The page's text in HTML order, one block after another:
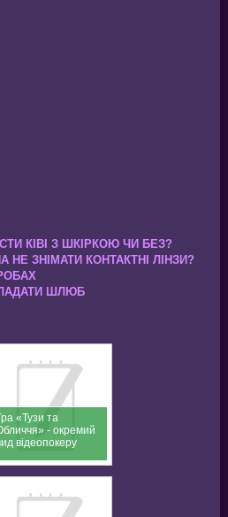
КІВІ З ШКІРКОЮ ЧИ БЕЗ?
ЗНІМАТИ КОНТАКТНІ ЛІНЗИ?
ШЛЮБ
«Тузи та
- окремий
відеопокеру